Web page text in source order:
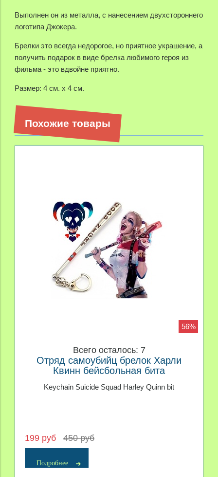
Выполнен он из металла, с нанесением двухстороннего
логотипа Джокера.
Брелки это всегда недорогое, но приятное украшение, а
получить подарок в виде брелка любимого героя из
фильма - это вдвойне приятно.
Размер: 4 см. х 4 см.
Похожие товары
56%
Всего осталось: 7
Отряд самоубийц брелок Харли
Квинн бейсбольная бита
Keychain Suicide Squad Harley Quinn bit
199 руб 450 руб
Подробнее